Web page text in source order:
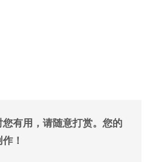
有用，请随意打赏。您的
！